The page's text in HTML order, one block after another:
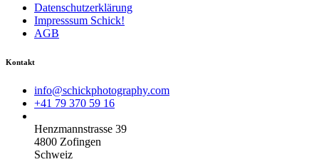
Datenschutzerklärung
Impresssum Schick!
AGB
Kontakt
info@schickphotography.com
+41 79 370 59 16
Henzmannstrasse 39
4800 Zofingen
Schweiz